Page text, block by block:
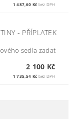
1 487,60 Kč bez DPH
- PŘÍPLATEK
sedla zadat
2 100 Kč
1 735,54 Kč bez DPH